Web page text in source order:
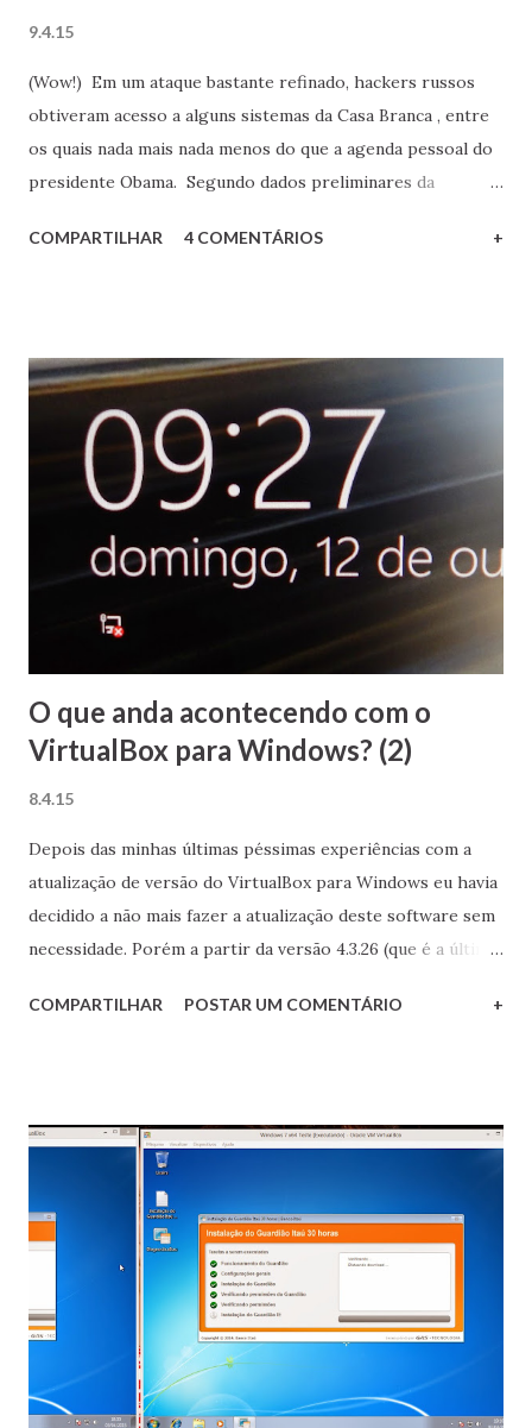
9.4.15
(Wow!) Em um ataque bastante refinado, hackers russos
obtiveram acesso a alguns sistemas da Casa Branca , entre
os quais nada mais nada menos do que a agenda pessoal do
presidente Obama. Segundo dados preliminares da
clicou em um link em um e-mail o qual achava ser legítimo,
natural. O saudoso Chaves e as suas frases atemporais A
assessoria de imprensa da Casa Branca informa que não
foram comprometidos todos os sistemas, e que os mesmos
são independentes entre si conforme a sua função e
atuação. Ufa! Ainda bem que foi só a agenda do presidente,
já pensou se tivessem zoado também com o clássico
botãozinho vermelho que libera os busca-pés nucleares?
Fica o alerta: se até um funcionário do governo do país
COMPARTILHAR 4 COMENTÁRIOS +
O que anda acontecendo com o
VirtualBox para Windows? (2)
8.4.15
Depois das minhas últimas péssimas experiências com a
atualização de versão do VirtualBox para Windows eu havia
decidido a não mais fazer a atualização deste software sem
necessidade. Porém a partir da versão 4.3.26 (que é a última
Windows 10 como sistema guest foi bastante melhorado, o
desinstalei antes a versão antiga, reiniciei o Windows e só
então instalei a nova. E o resultado (para variar) foi mais um
sonoro booooom! Pois é, pela terceira vez... a primeira foi
em 12/10/2014, a segunda em 25/12/2014 e a terceira no
último final de semana. Sim, aconteceu de novo Mas agora
ao invés de simplesmente mandar um format no Windows e
reinstalar tudo novamente, resolvi investigar mais a fundo.
Primeiro instalei o Windows 7 SP1 de 64 bits com o mesmo
conjunto d...
COMPARTILHAR POSTAR UM COMENTÁRIO +